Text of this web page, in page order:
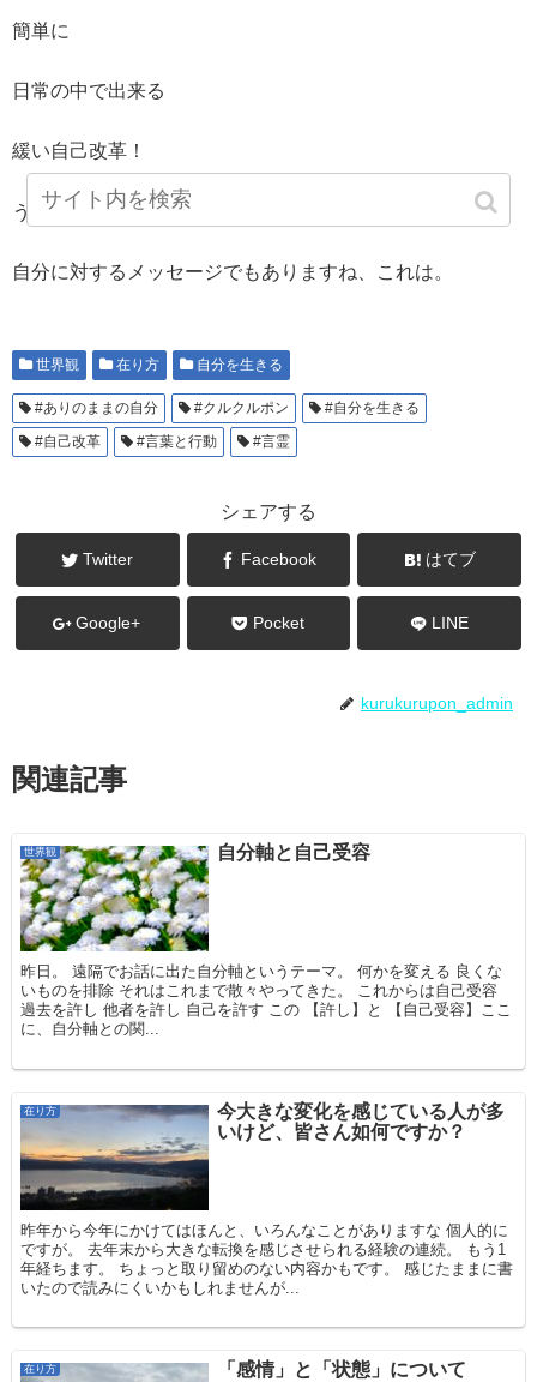
簡単に
日常の中で出来る
緩い自己改革！
うんうん
自分に対するメッセージでもありますね、これは。
世界観 在り方 自分を生きる
#ありのままの自分 #クルクルポン
#自分を生きる
#自己改革
#言葉と行動 #言霊
シェアする
Twitter Facebook はてブ
Google+ Pocket LINE
kurukurupon_admin
関連記事
世界観 自分軸と自己受容
昨日。 遠隔でお話に出た自分軸というテーマ。 何かを変える 良くな
いものを排除 それはこれまで散々やってきた。 これからは自己受容
過去を許し 他者を許し 自己を許す この 【許し】と 【自己受容】ここ
に、自分軸との関...
在り方
今大きな変化を感じている人が多
いけど、皆さん如何ですか？
昨年から今年にかけてはほんと、いろんなことがありますな 個人的に
ですが。 去年末から大きな転換を感じさせられる経験の連続。 もう1
年経ちます。 ちょっと取り留めのない内容かもです。 感じたままに書
いたので読みにくいかもしれませんが...
在り方 「感情」と「状態」について